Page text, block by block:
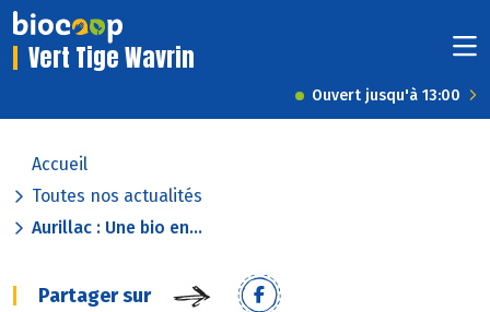
Vert Tige Wavrin
Ouvert jusqu'à 13:00
Accueil
Toutes nos actualités
Aurillac : Une bio en...
Partager sur